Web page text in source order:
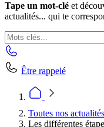
Tape un mot-clé et
actualités... qui te
Être rappelé
Toutes nos actualités
Les différentes